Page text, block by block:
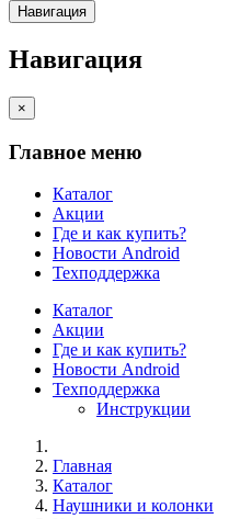
Навигация
Навигация
×
Главное меню
Каталог
Акции
Где и как купить?
Новости Android
Техподдержка
Каталог
Акции
Где и как купить?
Новости Android
Техподдержка
Инструкции
Главная
Каталог
Наушники и колонки